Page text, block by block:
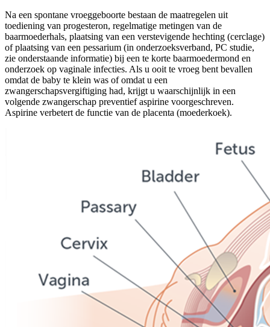
Na een spontane vroeggeboorte bestaan de maatregelen uit
toediening van progesteron, regelmatige metingen van de
baarmoederhals, plaatsing van een verstevigende hechting (cerclage)
of plaatsing van een pessarium (in onderzoeksverband, PC studie,
zie onderstaande informatie) bij een te korte baarmoedermond en
onderzoek op vaginale infecties. Als u ooit te vroeg bent bevallen
omdat de baby te klein was of omdat u een
zwangerschapsvergiftiging had, krijgt u waarschijnlijk in een
volgende zwangerschap preventief aspirine voorgeschreven.
Aspirine verbetert de functie van de placenta (moederkoek).